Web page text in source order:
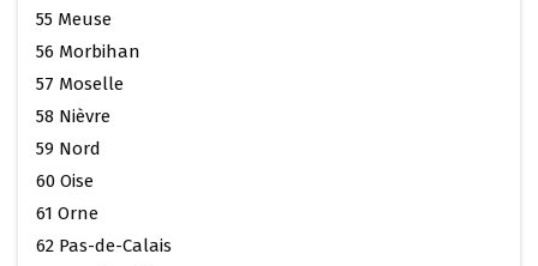
55 Meuse
56 Morbihan
57 Moselle
58 Nièvre
59 Nord
60 Oise
61 Orne
62 Pas-de-Calais